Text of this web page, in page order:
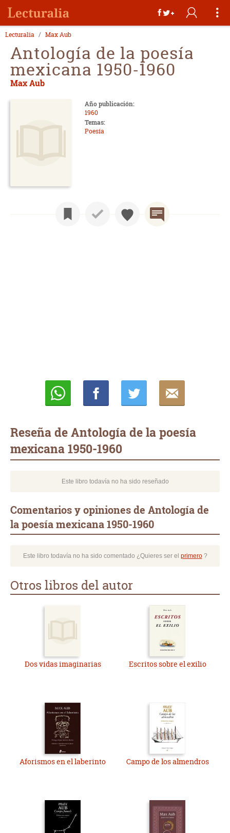
Lecturalia Max Aub
Antología de la poesía
mexicana 1950-1960
Max Aub
Año publicación:
1960
Temas:
Poesía
Reseña de Antología de la poesía
mexicana 1950-1960
Este libro todavía no ha sido reseñado
Comentarios y opiniones de Antología de
la poesía mexicana 1950-1960
Este libro todavía no ha sido comentado ¿Quieres ser el primero?
Otros libros del autor
Dos vidas imaginarias Escritos sobre el exilio
Aforismos en el laberinto Campo de los almendros